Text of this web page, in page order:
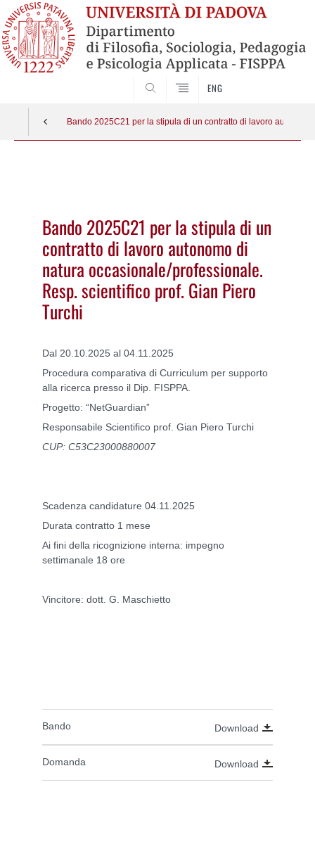
ENG
Bando 2025C21 per la stipula di un contratto di lavoro
Bando 2025C21 per la stipula di un
contratto di lavoro autonomo di
natura occasionale/professionale.
Resp. scientifico prof. Gian Piero
Turchi
Dal 20.10.2025 al 04.11.2025
Procedura comparativa di Curriculum per supporto
alla ricerca presso il Dip. FISPPA.
Progetto: “NetGuardian”
Responsabile Scientifico prof. Gian Piero Turchi
CUP: C53C23000880007
Scadenza candidature 04.11.2025
Durata contratto 1 mese
Ai fini della ricognizione interna: impegno
settimanale 18 ore
Vincitore: dott. G. Maschietto
Bando Download
Domanda Download